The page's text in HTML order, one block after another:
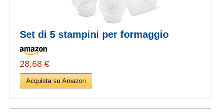
Set di 5 stampini per formaggio
28,68 €
Acquista su Amazon